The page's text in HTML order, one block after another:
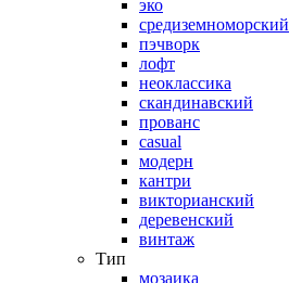
эко
средиземноморский
пэчворк
лофт
неоклассика
скандинавский
прованс
casual
модерн
кантри
викторианский
деревенский
винтаж
Тип
мозаика